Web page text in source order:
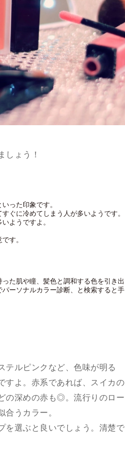
しょう！
った印象です。
ぐに冷めてしまう人が多いようです。
ようですよ。
す。
た肌や瞳、髪色と調和する色を引き出
ーソナルカラー診断、と検索すると手
テルピンクなど、色味が明る
すよ。赤系であれば、スイカの
の深めの赤も◎。流行りのロー
うカラー。
を選ぶと良いでしょう。清楚で